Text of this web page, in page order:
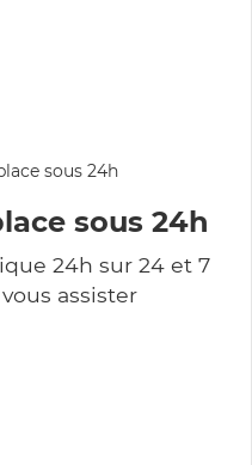
sous 24h
24h sur 24 et 7
assister